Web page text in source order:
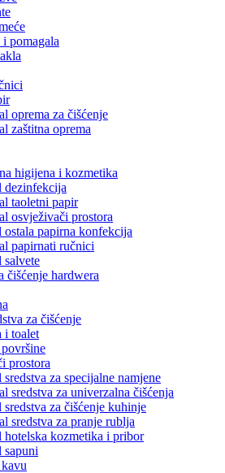
pomagala
oprema za čišćenje
zaštitna oprema
higijena i kozmetika
dezinfekcija
taoletni papir
osvježivači prostora
ostala papirna konfekcija
papirnati ručnici
salvete
čišćenje hardwera
za čišćenje
i toalet
prostora
sredstva za specijalne namjene
sredstva za univerzalna čišćenja
sredstva za čišćenje kuhinje
sredstva za pranje rublja
hotelska kozmetika i pribor
sapuni